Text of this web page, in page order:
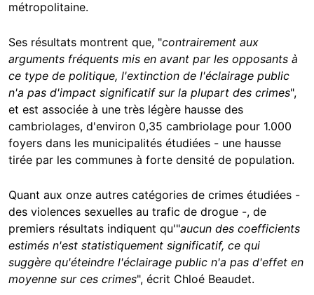
métropolitaine.
Ses résultats montrent que, "contrairement aux
arguments fréquents mis en avant par les opposants à
ce type de politique, l'extinction de l'éclairage public
n'a pas d'impact significatif sur la plupart des crimes",
et est associée à une très légère hausse des
cambriolages, d'environ 0,35 cambriolage pour 1.000
foyers dans les municipalités étudiées - une hausse
tirée par les communes à forte densité de population.
Quant aux onze autres catégories de crimes étudiées -
des violences sexuelles au trafic de drogue -, de
premiers résultats indiquent qu'"aucun des coefficients
estimés n'est statistiquement significatif, ce qui
suggère qu'éteindre l'éclairage public n'a pas d'effet en
moyenne sur ces crimes", écrit Chloé Beaudet.